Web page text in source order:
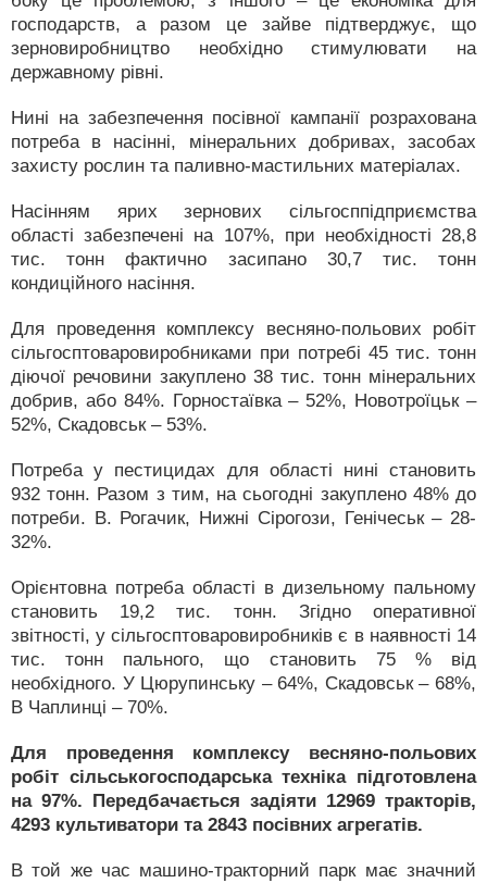
господарств, а разом це зайве підтверджує, що
зерновиробництво необхідно стимулювати на
державному рівні.
Нині на забезпечення посівної кампанії розрахована
потреба в насінні, мінеральних добривах, засобах
захисту рослин та паливно-мастильних матеріалах.
Насінням ярих зернових сільгосппідприємства
області забезпечені на 107%, при необхідності 28,8
тис. тонн фактично засипано 30,7 тис. тонн
кондиційного насіння.
Для проведення комплексу весняно-польових робіт
сільгосптоваровиробниками при потребі 45 тис. тонн
діючої речовини закуплено 38 тис. тонн мінеральних
добрив, або 84%. Горностаївка – 52%, Новотроїцьк –
52%, Скадовськ – 53%.
Потреба у пестицидах для області нині становить
932 тонн. Разом з тим, на сьогодні закуплено 48% до
потреби. В. Рогачик, Нижні Сірогози, Генічеськ – 28-
32%.
Орієнтовна потреба області в дизельному пальному
становить 19,2 тис. тонн. Згідно оперативної
звітності, у сільгосптоваровиробників є в наявності 14
тис. тонн пального, що становить 75 % від
необхідного. У Цюрупинську – 64%, Скадовськ – 68%,
В Чаплинці – 70%.
Для проведення комплексу весняно-польових
робіт сільськогосподарська техніка підготовлена
на 97%. Передбачається задіяти 12969 тракторів,
4293 культиватори та 2843 посівних агрегатів.
В той же час машино-тракторний парк має значний